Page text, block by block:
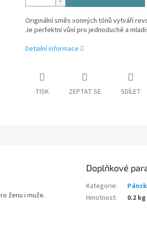
Originální směs vonných tónů vytváří
Je perfektní vůní pro jednoduché a
Detailní informace
TISK ZEPTAT SE SDÍLET
ženu i muže.
Doplňkové
Kategorie:
Hmotnost: 0.2 kg